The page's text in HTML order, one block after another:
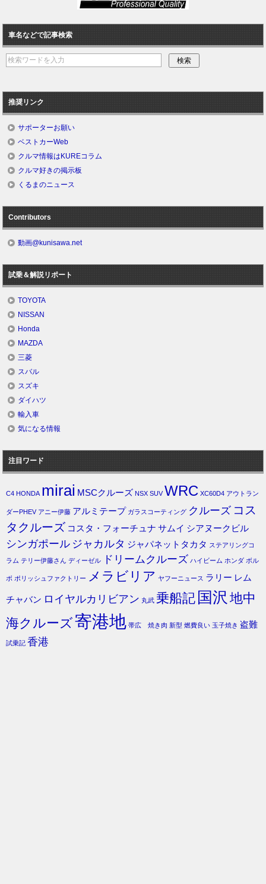
車名などで記事検索
推奨リンク
サポーターお願い
ベストカーWeb
クルマ情報はKUREコラム
クルマ好きの掲示板
くるまのニュース
Contributors
動画@kunisawa.net
試乗＆解説リポート
TOYOTA
NISSAN
Honda
MAZDA
三菱
スバル
スズキ
ダイハツ
輸入車
気になる情報
注目ワード
C4 HONDA mirai MSCクルーズ NSX SUV WRC XC60D4 アウトラン
ダーPHEV アニー伊藤 アルミテープ ガラスコーティング クルーズ コス
タクルーズ コスタ・フォーチュナ サムイ シアヌークビル
シンガポール ジャカルタ ジャパネットタカタ ステアリングコ
ラム テリー伊藤さん ディーゼル ドリームクルーズ ハイビーム ホンダ ボル
ボ ポリッシュファクトリー メラビリア ヤフーニュース ラリー レム
チャバン ロイヤルカリビアン 丸武 乗船記 国沢 地中
海クルーズ寄港地 帯広 焼き肉 新型 燃費良い 玉子焼き 盗難
試乗記 香港